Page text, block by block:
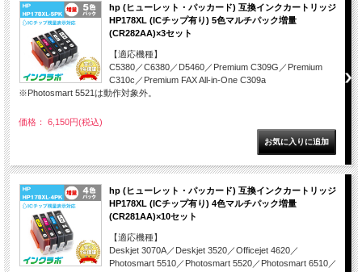
hp (ヒューレット・パッカード) 互換インクカートリッジ
HP178XL (ICチップ有り) 5色マルチパック増量
(CR282AA)×3セット
【適応機種】
C5380／C6380／D5460／Premium C309G／Premium
C310c／Premium FAX All-in-One C309a
※Photosmart 5521は動作対象外。
価格： 6,150円(税込)
hp (ヒューレット・パッカード) 互換インクカートリッジ
HP178XL (ICチップ有り) 4色マルチパック増量
(CR281AA)×10セット
【適応機種】
Deskjet 3070A／Deskjet 3520／Officejet 4620／
Photosmart 5510／Photosmart 5520／Photosmart 6510／